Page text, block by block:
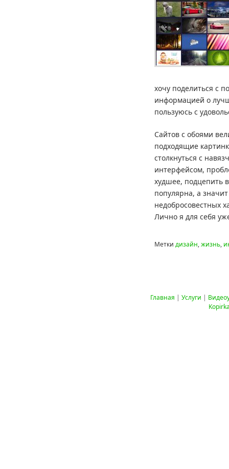
хочу поделиться с
информацией о
пользуюсь с
Сайтов с обоями
подходящие
столкнуться с
интерфейсом,
худшее, подцепить
популярна, а
недобросовестных
Лично я для себя
Метки дизайн,жизнь,
Главная | Услуги |